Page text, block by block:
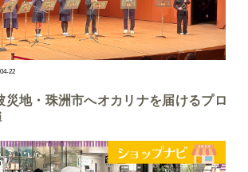
22
災地・珠洲市へオカリナを届けるプロ